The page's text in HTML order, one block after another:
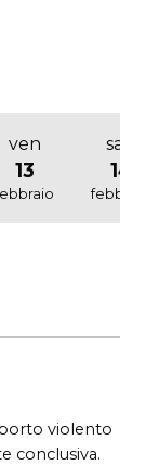
violento
conclusiva.
ven
13
sab
14